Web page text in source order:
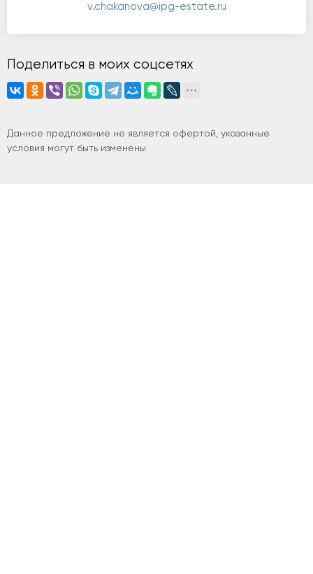
v.chakanova@ipg-estate.ru
Поделиться в моих соцсетях
Данное предложение не является офертой, указанные
условия могут быть изменены